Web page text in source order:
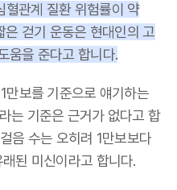
혈관계 질환 위험률이 약
걷기 운동은 현대인의 고
움을 준다고 합니다.
1만보를 기준으로 얘기하는
는 기준은 근거가 없다고 합
음 수는 오히려 1만보보다
된 미신이라고 합니다.